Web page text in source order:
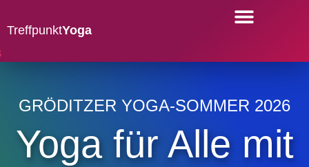
TreffpunktYoga
GRÖDITZER YOGA-SOMMER 2026
Yoga für Alle mit